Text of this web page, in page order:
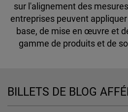
sur l'alignement des
entreprises peuvent
base, de mise en œuvre et
gamme de produits et de
BILLETS DE BLOG